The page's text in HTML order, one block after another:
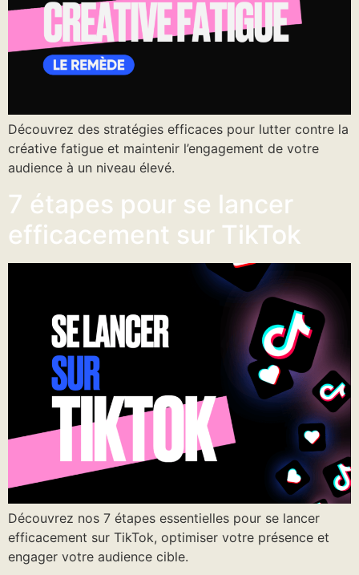
Découvrez des stratégies efficaces pour lutter contre la
créative fatigue et maintenir l’engagement de votre
audience à un niveau élevé.
7 étapes pour se lancer
efficacement sur TikTok
Découvrez nos 7 étapes essentielles pour se lancer
efficacement sur TikTok, optimiser votre présence et
engager votre audience cible.